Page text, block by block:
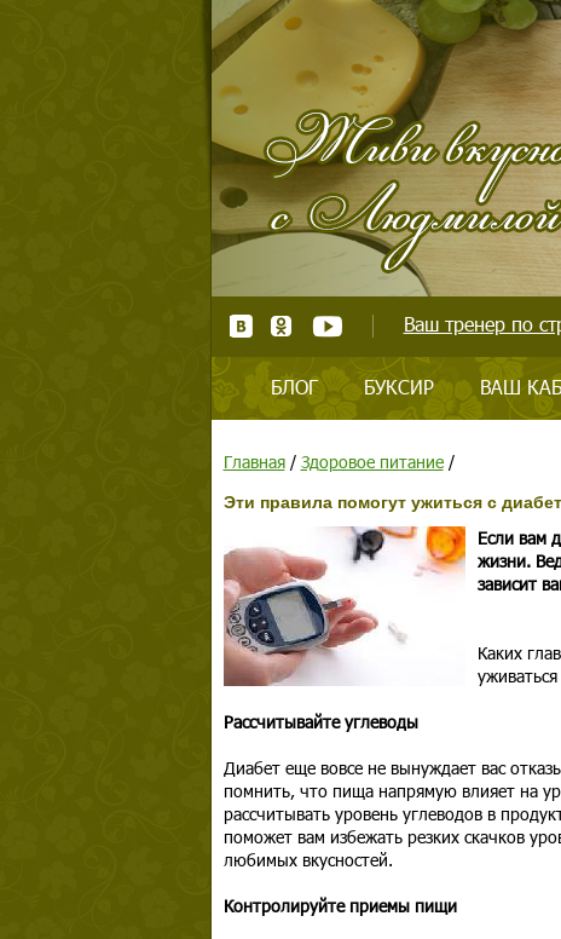
Ваш тренер по
БЛОГ БУКСИР ВАШ
Главная/ Здоровое питание/
Эти правила помогут ужиться с
Если вам
жизни.
зависит
Каких
Рассчитывайте углеводы
Диабет еще вовсе не вынуждает вас
помнить, что пища напрямую влияет на
рассчитывать уровень углеводов в
поможет вам избежать резких скачков
любимых вкусностей.
Контролируйте приемы пищи